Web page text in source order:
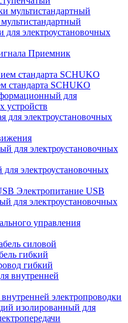
для электроустановочных
Приемник
стандарта SCHUKO
для
устройств
для электроустановочных
электроустановочных
Электропитание USB
для электроустановочных
управления
силовой
гибкий
гибкий
электропроводки